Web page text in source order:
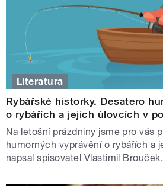
Literatura
Rybářské historky. Desatero
o rybářích a jejich úlovcích v
Na letošní prázdniny jsme pro vás
humorných vyprávění o rybářích a
napsal spisovatel Vlastimil Brouček.